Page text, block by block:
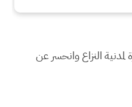
النزاع وانحسر عن